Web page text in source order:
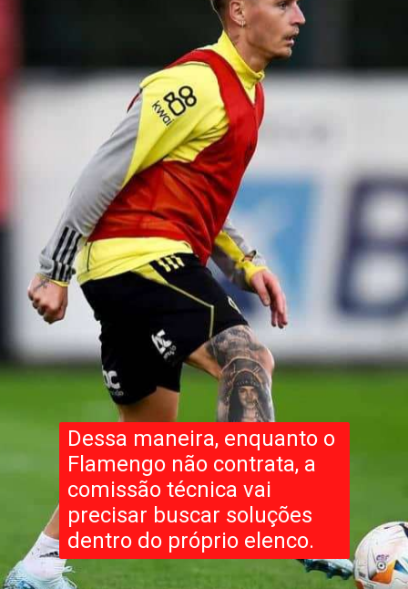
Dessa maneira, enquanto o
Flamengo não contrata, a
comissão técnica vai
precisar buscar soluções
dentro do próprio elenco.